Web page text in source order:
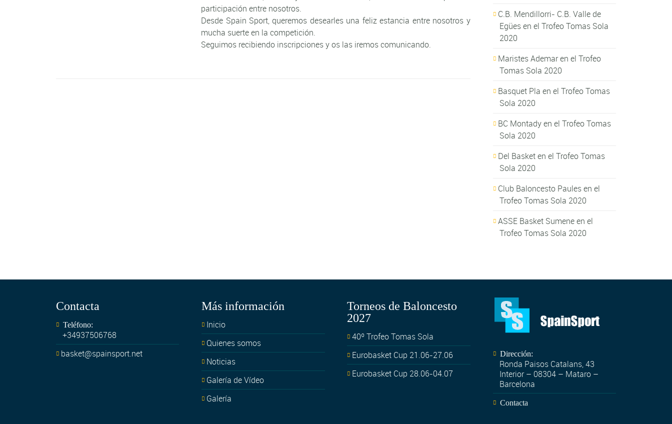
participación entre nosotros.
Desde Spain Sport, queremos desearles una feliz estancia entre nosotros y
mucha suerte en la competición.
Seguimos recibiendo inscripciones y os las iremos comunicando.
C.B. Mendillorri- C.B. Valle de
Egües en el Trofeo Tomas Sola
2020
Maristes Ademar en el Trofeo
Tomas Sola 2020
Basquet Pla en el Trofeo Tomas
Sola 2020
BC Montady en el Trofeo Tomas
Sola 2020
Del Basket en el Trofeo Tomas
Sola 2020
Club Baloncesto Paules en el
Trofeo Tomas Sola 2020
ASSE Basket Sumene en el
Trofeo Tomas Sola 2020
Contacta
Teléfono:
+34937506768
basket@spainsport.net
Más información
Inicio
Quienes somos
Noticias
Galería de Vídeo
Galería
Torneos de Baloncesto
2027
40º Trofeo Tomas Sola
Eurobasket Cup 21.06-27.06
Eurobasket Cup 28.06-04.07
Dirección:
Ronda Paisos Catalans, 43
Interior – 08304 – Mataro –
Barcelona
Contacta